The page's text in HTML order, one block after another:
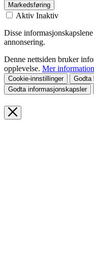
Markedsføring
Aktiv Inaktiv
Disse
annonsering.
Denne nettsiden bruker
opplevelse. Mer
Cookie-innstillinger
Godta
Godta informasjonskapsler